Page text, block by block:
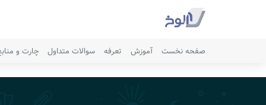
صفحه نخست آموزش تعرفه سوالات متداول چارت و